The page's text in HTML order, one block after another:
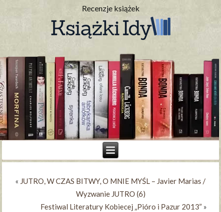
Recenzje książek
« JUTRO, W CZAS BITWY, O MNIE MYŚL – Javier Marias /
Wyzwanie JUTRO (6)
Festiwal Literatury Kobiecej „Pióro i Pazur 2013”»